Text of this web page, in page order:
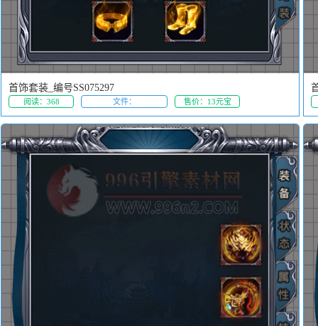
首饰套装_编号SS075297
阅读：368 文件： 售价：13元宝